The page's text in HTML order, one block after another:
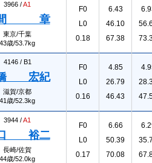
3966 /A1
間 章
東京/千葉
43歳/53.7kg
F0
L0
0.18
6.43
46.10
67.38
4146 / B1
宏紀
滋賀/京都
41歳/52.3kg
F0
L0
0.16
4.85
26.79
46.43
3944 /A1
裕二
長崎/佐賀
44歳/52.0kg
F0
L0
0.17
6.66
50.39
70.08